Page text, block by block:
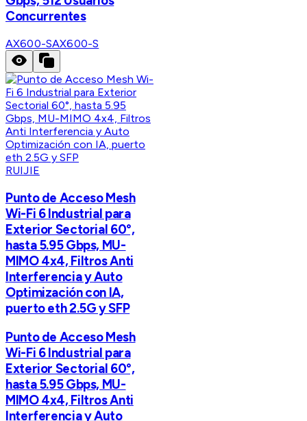
Concurrentes
AX600-SAX600-S
RUIJIE
Punto de Acceso Mesh
Wi-Fi 6 Industrial para
Exterior Sectorial 60°,
hasta 5.95 Gbps, MU-
MIMO 4x4, Filtros Anti
Interferencia y Auto
Optimización con IA,
puerto eth 2.5G y SFP
Punto de Acceso Mesh
Wi-Fi 6 Industrial para
Exterior Sectorial 60°,
hasta 5.95 Gbps, MU-
MIMO 4x4, Filtros Anti
Interferencia y Auto